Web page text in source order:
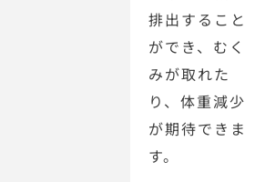
排出すること
ができ、むく
みが取れた
り、体重減少
が期待できま
す。